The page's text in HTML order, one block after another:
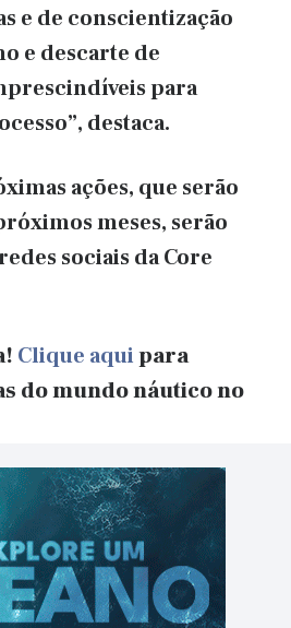
e de conscientização
e descarte de
para
destaca.
ações, que serão
meses, serão
sociais da Core
Clique aquipara
do mundo náutico no